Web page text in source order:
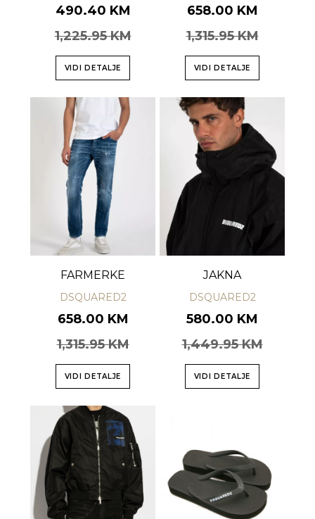
490.40 KM
1,225.95 KM
VIDI DETALJE
658.00 KM
1,315.95 KM
VIDI DETALJE
FARMERKE
DSQUARED2
658.00 KM
1,315.95 KM
VIDI DETALJE
JAKNA
DSQUARED2
580.00 KM
1,449.95 KM
VIDI DETALJE